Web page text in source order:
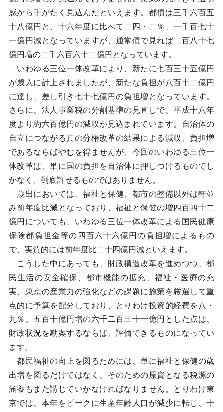
感から手がたく見込んだといえます。都債は三千六百五
十八億円と、十六年度に比べて二四・二％、一千百七十
一億円減となっていますが、通常債で見れば二百八十七
億円増の二千六百六十二億円となっています。
いわゆる三位一体改革により、新たに七百三十五億円
が歳入に計上されましたが、新たな負担が八百十二億円
に達し、差し引き七十七億円の負担増となっています。
さらに、法人事業税の分割基準の見直しで、平成十八年
度より約六百億円の減収が見込まれています。自治体の
自立につながる真の分権改革の結果による減収、負担増
であるならばやむを得ませんが、今回のいわゆる三位一
体改革は、単に国の負担を自治体に押しつけるものでし
かなく、到底許せるものではありません。
歳出においては、福祉と保健、都市の整備以外は軒並
み前年度比減となっており、福祉と保健の増四百四十二
億円についても、いわゆる三位一体改革による国民健康
保険都負担金等の四百六十六億円の負担増によるもの
で、実質的には前年度比二十四億円減といえます。
こうした中にあっても、財政構造改革を進めつつ、都
民生活の安全確保、都市機能の拡充、福祉・医療の充
実、東京の産業力の強化などの課題に施策を厳選して重
点的に予算を配分しており、とりわけ投資的経費を八・
九％、五百十億円増の六千二百三十一億円とした点は、
財政状況を勘案するならば、評価できるものになってい
ます。
都民福祉の向上を図るためには、単に福祉と保健の歳
出増を図るだけではなく、そのための原資となる税源の
涵養もまた講じていかなければなりません。とりわけ東
京では、本年をピークに生産年齢人口が減少に転じ、十